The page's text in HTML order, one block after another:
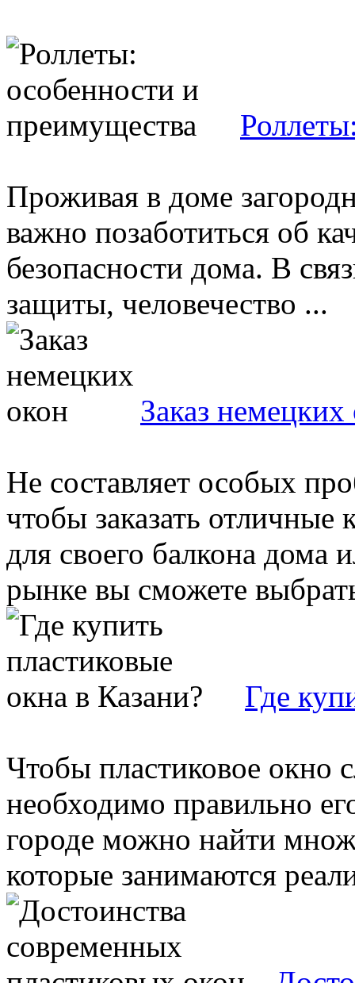
Проживая в доме
важно позаботиться об
безопасности дома. В
защиты, человечество ...
Заказ немецких
Не составляет особых
чтобы заказать отличные
для своего балкона дома
рынке вы сможете
Где
Чтобы пластиковое окно
необходимо правильно
городе можно найти
которые занимаются